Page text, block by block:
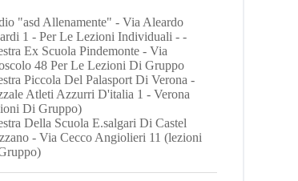
"asd Allenamente" - Via Aleardo
1 - Per Le Lezioni Individuali - -
Ex Scuola Pindemonte - Via
48 Per Le Lezioni Di Gruppo
Piccola Del Palasport Di Verona -
Atleti Azzurri D'italia 1 - Verona
Di Gruppo)
Della Scuola E.salgari Di Castel
- Via Cecco Angiolieri 11 (lezioni